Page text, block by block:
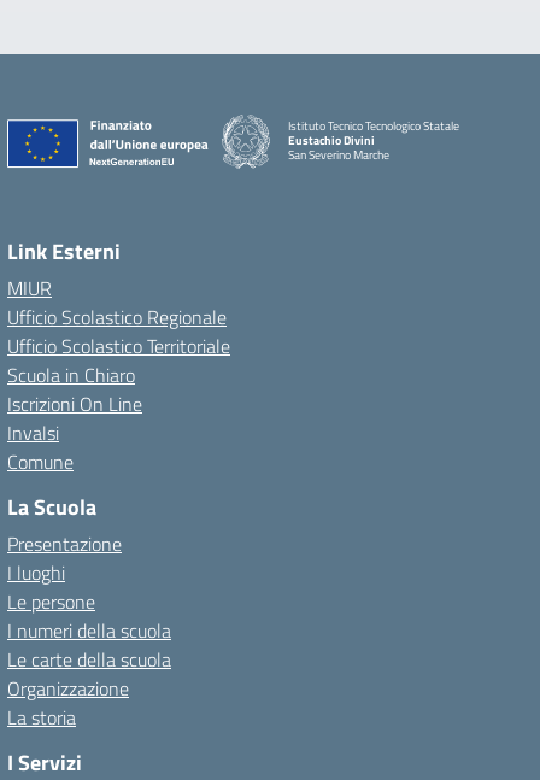
Istituto Tecnico Tecnologico Statale
Eustachio Divini
San Severino Marche
Link Esterni
MIUR
Ufficio Scolastico Regionale
Ufficio Scolastico Territoriale
Scuola in Chiaro
Iscrizioni On Line
Invalsi
Comune
La Scuola
Presentazione
I luoghi
Le persone
I numeri della scuola
Le carte della scuola
Organizzazione
La storia
I Servizi